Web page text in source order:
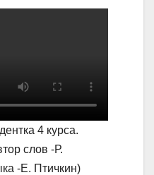
4 курса.
слов -Р.
-Е. Птичкин)